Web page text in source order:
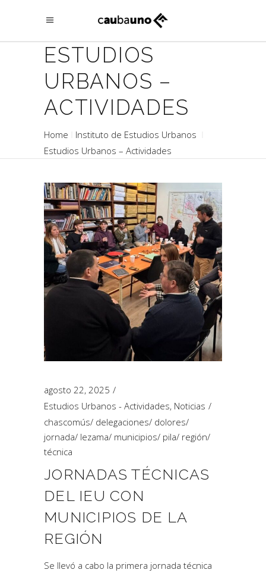
ESTUDIOS
URBANOS –
ACTIVIDADES
Home
Instituto de Estudios Urbanos
Estudios Urbanos – Actividades
agosto 22, 2025
Estudios Urbanos - Actividades, Noticias
chascomús/ delegaciones/ dolores/
jornada/ lezama/ municipios/ pila/ región/
técnica
JORNADAS TÉCNICAS
DEL IEU CON
MUNICIPIOS DE LA
REGIÓN
Se llevó a cabo la primera jornada técnica